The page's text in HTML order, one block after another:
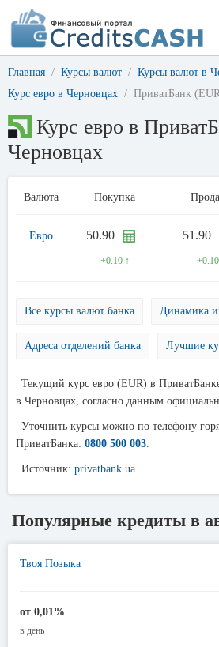
Главная Курсы валют
Курсы валют в
Курс евро в Черновцах
ПриватБанк
Курс евро в
Черновцах
Валюта Покупка
Евро 50.90
+0.10 ↑
51.90
Все курсы валют банка Динамика
Адреса отделений банка Лучшие
Текущий курс евро (EUR) в
в Черновцах, согласно данным
Уточнить курсы можно по телефону
ПриватБанка: 0800 500 003.
Источник: privatbank.ua
Популярные кредиты в
Твоя Позыка
от 0,01%
в день